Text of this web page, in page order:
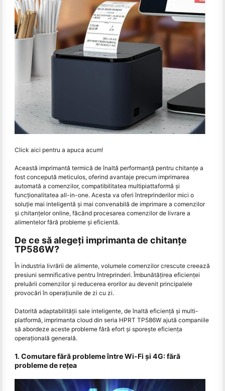
Click aici pentru a apuca acum!
Această imprimantă termică de înaltă performanță pentru chitanțe a
fost concepută meticulos, oferind avantaje precum imprimarea
automată a comenzilor, compatibilitatea multipiattaformă și
funcționalitatea all-in-one. Acesta va oferi întreprinderilor mici o
soluție mai inteligentă și mai convenabilă de imprimare a comenzilor
și chitanțelor online, făcând procesarea comenzilor de livrare a
alimentelor fără probleme și eficientă.
De ce să alegeți imprimanta de chitanțe
TP586W?
În industria livrării de alimente, volumele comenzilor crescute creează
presiuni semnificative pentru întreprinderi. Îmbunătățirea eficienței
preluării comenzilor și reducerea erorilor au devenit principalele
provocări în operațiunile de zi cu zi.
Datorită adaptabilității sale inteligente, de înaltă eficiență și multi-
platformă, imprimanta cloud din seria HPRT TP586W ajută companiile
să abordeze aceste probleme fără efort și sporește eficiența
operațională generală.
1. Comutare fără probleme între Wi-Fi și 4G: fără
probleme de rețea